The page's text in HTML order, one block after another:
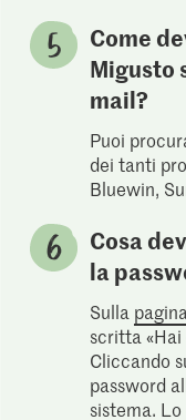
Come
Migusto
mail?
Puoi
dei tanti
Bluewin,
Cosa
la
Sulla
scritta
Cliccando
password
sistema.